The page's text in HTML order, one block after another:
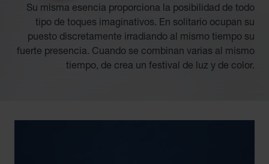
Su misma esencia proporciona la posibilidad de todo
tipo de toques imaginativos. En solitario ocupan su
puesto discretamente irradiando al mismo tiempo su
fuerte presencia. Cuando se combinan varias al mismo
tiempo, de crea un festival de luz y de color.